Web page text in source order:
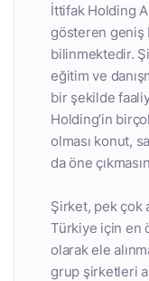
İttifak Holding
gösteren geniş
bilinmektedir.
eğitim ve
bir şekilde
Holding’in
olması konut,
da öne
Şirket, pek çok
Türkiye için en
olarak ele
grup şirketleri